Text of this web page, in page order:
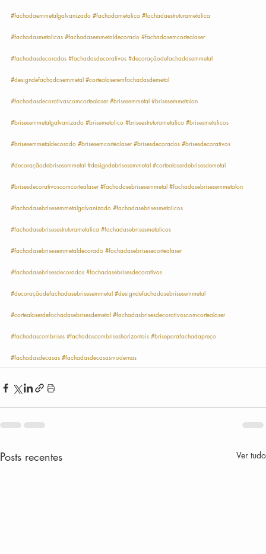
#fachadaemmetalgalvanizado #fachadametalica #fachadaestruturametalica
#fachadasmetalicas #fachadasemmetaldecorado #fachadasemcortealaser
#fachadasdecoradas #fachadasdecorativas #decoraçãodefachadasemmetal
#designdefachadasemmetal #cortealaseremfachadasdemetal
#fachadasdecorativascomcortealaser #brisesemmetal #brisesemmetalon
#brisesemmetalgalvanizado #brisemetalico #briseestruturametalica #brisesmetalicos
#brisesemmetaldecorado #brisesemcortealaser #brisesdecorados #brisesdecorativos
#decoraçãodebrisesemmetal #designdebrisesemmetal #cortealaserdebrisesdemetal
#brisesdecorativoscomcortealaser #fachadasebrisesemmetal #fachadasebrisesemmetalon
#fachadasebrisesemmetalgalvanizado #fachadasebrisesmetalicos
#fachadasebrisesestruturametalica #fachadasebrisesmetalicos
#fachadasebrisesemmetaldecorado #fachadasebrisesecortealaser
#fachadasebrisesdecorados #fachadasebrisesdecorativos
#decoraçãodefachadasebrisesemmetal #designdefachadasebrisesemmetal
#cortealaserdefachadasebrisesdemetal #fachadasbrisesdecorativoscomcortealaser
#fachadascombrises #fachadascombriseshorizontais #briseparafachadapreço
#fachadasdecasas #fachadasdecasasmodernas
Posts recentes Ver tudo